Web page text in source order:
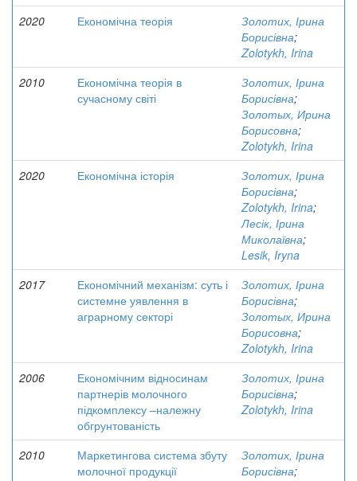
2020
Економічна теорія
Золотих, Ірина
Борисівна;
Zolotykh, Irina
2010
Економічна теорія в
сучасному світі
Золотих, Ірина
Борисівна;
Золотых, Ирина
Борисовна;
Zolotykh, Irina
2020
Економічна історія
Золотих, Ірина
Борисівна;
Zolotykh, Irina;
Лесік, Ірина
Миколаївна;
Lesik, Iryna
2017
Економічний механізм: суть і
системне уявлення в
аграрному секторі
Золотих, Ірина
Борисівна;
Золотых, Ирина
Борисовна;
Zolotykh, Irina
2006
Економічним відносинам
партнерів молочного
підкомплексу –належну
обгрунтованість
Золотих, Ірина
Борисівна;
Zolotykh, Irina
2010
Маркетингова система збуту
молочної продукції
Золотих, Ірина
Борисівна;